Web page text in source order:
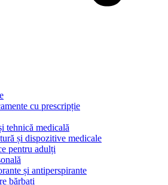
cu prescripție
tehnică medicală
și dispozitive medicale
pentru adulți
și antiperspirante
bărbați